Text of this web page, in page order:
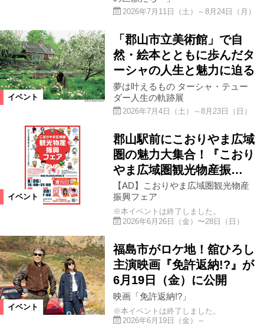
上映会 コンサート
ライブ ご当地ネタ グルメ
祭り イルミネーション 花火
開催日
今週 来週 再来週以降
絞り込む
2026年7月11日（土）～8月24日（月）
イベント
「郡山市立美術館」で自
然・絵本とともに歩んだタ
ーシャの人生と魅力に迫る
夢は叶えるもの ターシャ・テュー
ダー人生の軌跡展
2026年7月4日（土）～8月23日（日）
イベント
郡山駅前にこおりやま広域
圏の魅力大集合！『こおり
やま広域圏観光物産振…
【AD】こおりやま広域圏観光物産
振興フェア
※本イベントは終了しました。
2026年6月26日（金）〜28日（日）
イベント
福島市がロケ地！舘ひろし
主演映画『免許返納!?』が
6月19日（金）に公開
映画「免許返納!?」
※本イベントは終了しました。
2026年6月19日（金）～